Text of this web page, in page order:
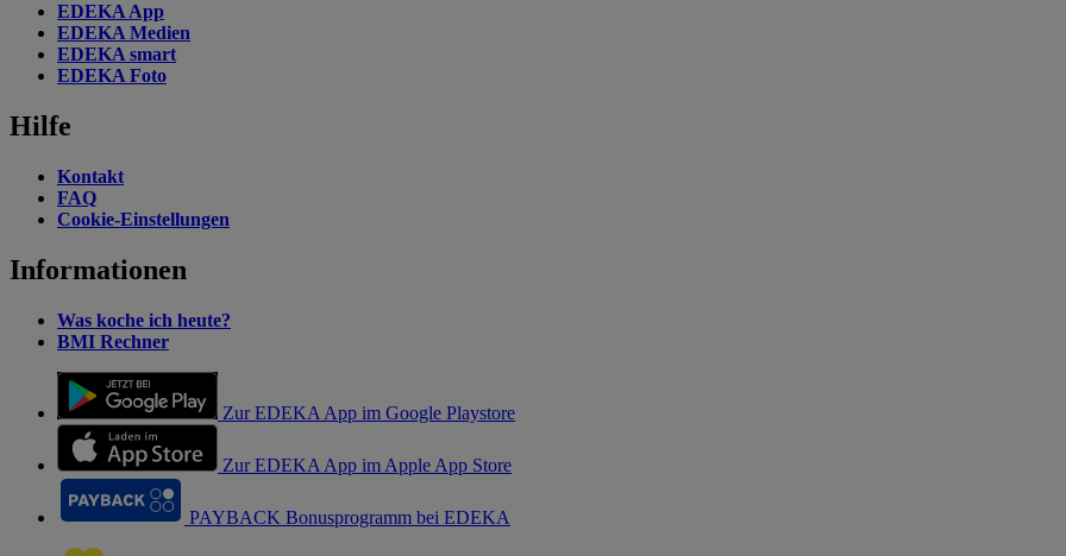
EDEKA App
EDEKA Medien
EDEKA smart
EDEKA Foto
Hilfe
Kontakt
FAQ
Cookie-Einstellungen
Informationen
Was koche ich heute?
BMI Rechner
Zur EDEKA App im Google Playstore
Zur EDEKA App im Apple App Store
PAYBACK Bonusprogramm bei EDEKA